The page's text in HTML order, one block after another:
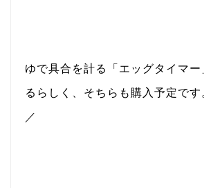
ゆで具合を計る「エッグタイマ
るらしく、そちらも購入予定で
／